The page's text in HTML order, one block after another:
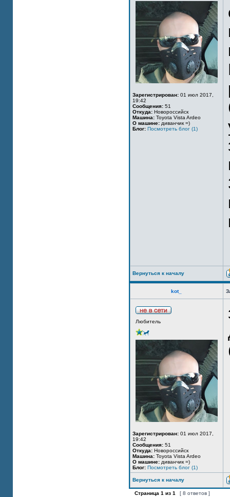
Зарегистрирован: 01 июл 2017,
19:42
Сообщения: 51
Откуда: Новороссийск
Машина: Toyota Vista Ardeo
О машине: диванчик =)
Блог: Посмотреть блог (1)
Вернуться к началу
kot_
Любитель
Зарегистрирован: 01 июл 2017,
19:42
Сообщения: 51
Откуда: Новороссийск
Машина: Toyota Vista Ardeo
О машине: диванчик =)
Блог: Посмотреть блог (1)
Вернуться к началу
Страница 1 из 1 [ 8 ответов ]